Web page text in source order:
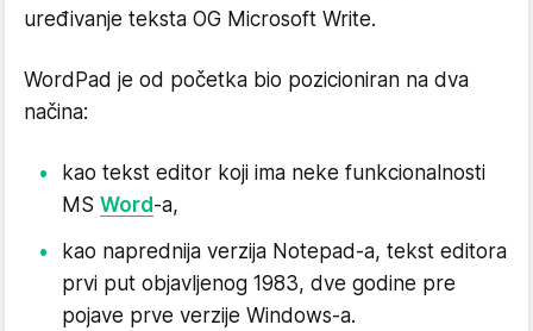
uređivanje teksta OG Microsoft Write.
WordPad je od početka bio pozicioniran na dva
načina:
kao tekst editor koji ima neke funkcionalnosti
MS Word-a,
kao naprednija verzija Notepad-a, tekst editora
prvi put objavljenog 1983, dve godine pre
pojave prve verzije Windows-a.